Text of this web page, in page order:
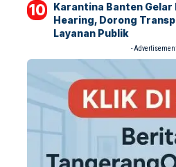
Karantina Banten Gelar
Hearing, Dorong
Layanan Publik
-